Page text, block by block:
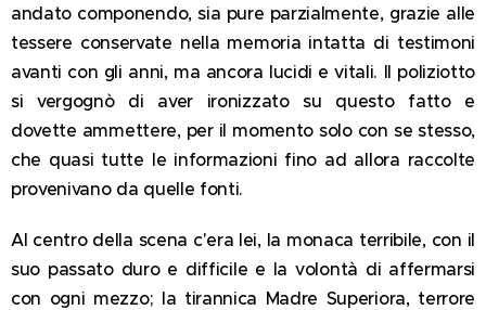
andato componendo, sia pure parzialmente, grazie alle
tessere conservate nella memoria intatta di testimoni
avanti con gli anni, ma ancora lucidi e vitali. Il poliziotto
si vergognò di aver ironizzato su questo fatto e
dovette ammettere, per il momento solo con se stesso,
che quasi tutte le informazioni fino ad allora raccolte
provenivano da quelle fonti.
Al centro della scena c'era lei, la monaca terribile, con il
suo passato duro e difficile e la volontà di affermarsi
con ogni mezzo; la tirannica Madre Superiora, terrore